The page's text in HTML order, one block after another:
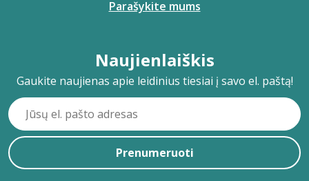
Parašykite mums
Naujienlaiškis
Gaukite naujienas apie leidinius tiesiai į savo el. paštą!
Prenumeruoti